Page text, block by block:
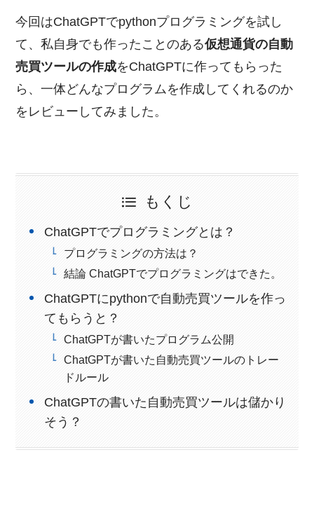
今回はChatGPTでpythonプログラミングを試し
て、私自身でも作ったことのある仮想通貨の自動
売買ツールの作成をChatGPTに作ってもらった
ら、一体どんなプログラムを作成してくれるのか
をレビューしてみました。
もくじ
ChatGPTでプログラミングとは？
プログラミングの方法は？
結論 ChatGPTでプログラミングはできた。
ChatGPTにpythonで自動売買ツールを作っ
てもらうと？
ChatGPTが書いたプログラム公開
ChatGPTが書いた自動売買ツールのトレー
ドルール
ChatGPTの書いた自動売買ツールは儲かり
そう？